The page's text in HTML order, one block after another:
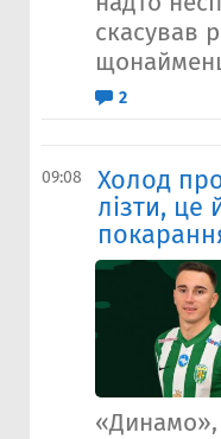
скасував
2
09:08
Холод
лізти, це
«Динамо»,